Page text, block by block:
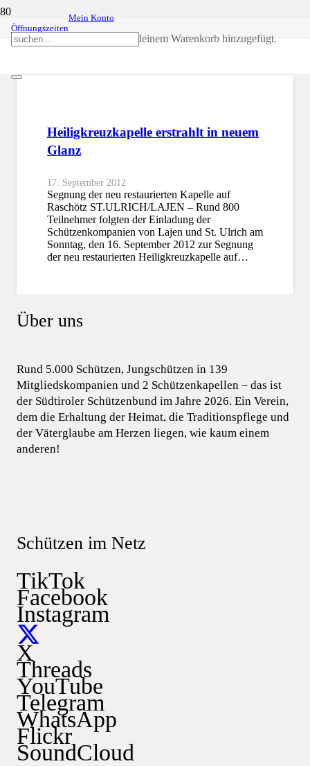
Öffnungszeiten
Mein Konto
wurde deinem Warenkorb hinzugefügt.
Raschötz
Heiligkreuzkapelle erstrahlt in neuem
Glanz
17. September 2012
Segnung der neu restaurierten Kapelle auf
Raschötz ST.ULRICH/LAJEN – Rund 800
Teilnehmer folgten der Einladung der
Schützenkompanien von Lajen und St. Ulrich am
Sonntag, den 16. September 2012 zur Segnung
der neu restaurierten Heiligkreuzkapelle auf…
Über uns
Rund 5.000 Schützen, Jungschützen in 139
Mitgliedskompanien und 2 Schützenkapellen – das ist
der Südtiroler Schützenbund im Jahre 2026. Ein Verein,
dem die Erhaltung der Heimat, die Traditionspflege und
der Väterglaube am Herzen liegen, wie kaum einem
anderen!
Schützen im Netz
TikTok
Facebook
Instagram
X
Threads
YouTube
Telegram
WhatsApp
Flickr
SoundCloud